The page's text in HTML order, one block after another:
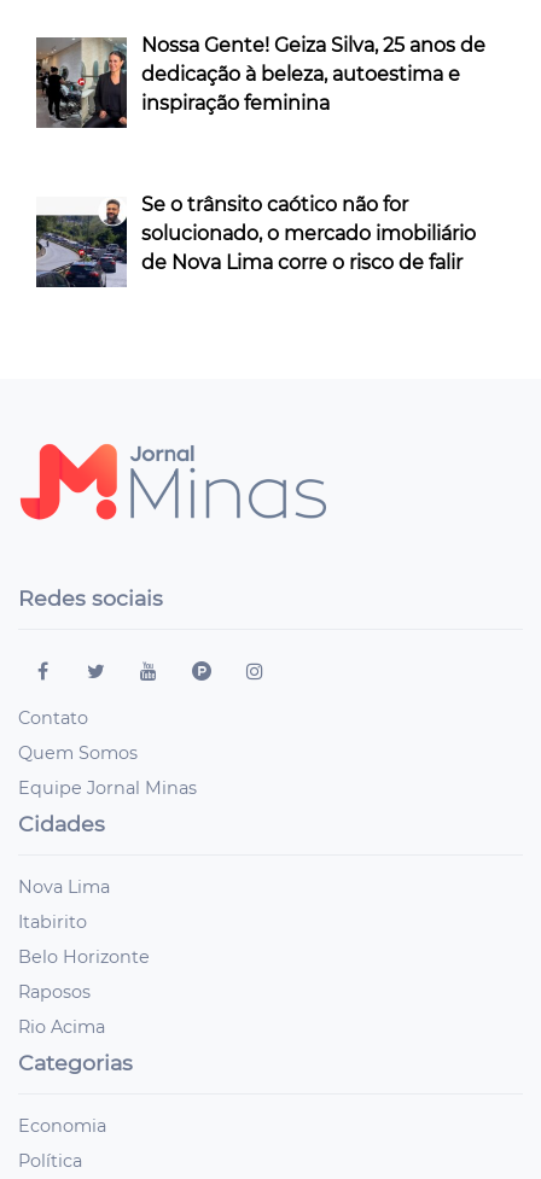
Nossa Gente! Geiza Silva, 25 anos de
dedicação à beleza, autoestima e
inspiração feminina
Se o trânsito caótico não for
solucionado, o mercado imobiliário
de Nova Lima corre o risco de falir
Redes sociais
Contato
Quem Somos
Equipe Jornal Minas
Cidades
Nova Lima
Itabirito
Belo Horizonte
Raposos
Rio Acima
Categorias
Economia
Política